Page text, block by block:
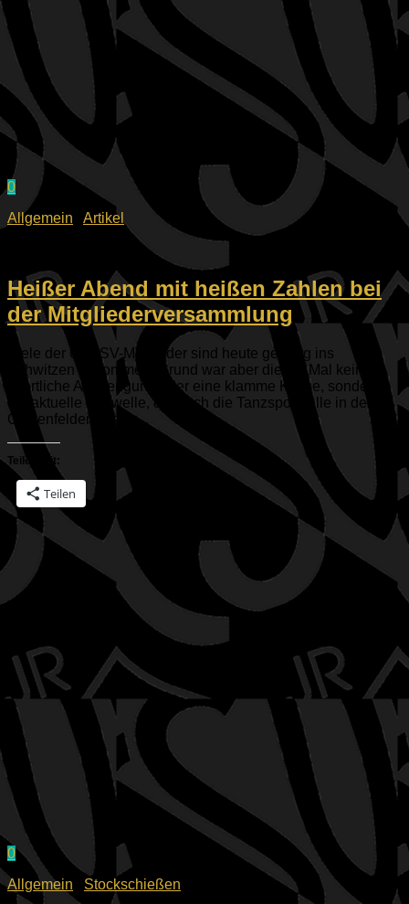
0
Allgemein
Artikel
Heißer Abend mit heißen Zahlen bei
der Mitgliederversammlung
Viele der 65 ESV-Mitglieder sind heute gehörig ins
Schwitzen gekommen. Grund war aber dieses Mal keine
sportliche Anstrengung oder eine klamme Kasse, sondern
die aktuelle Hitzwelle, die auch die Tanzsporthalle in der
Geisenfelder Straße...
Teilen mit:
Teilen
0
Allgemein
Stockschießen